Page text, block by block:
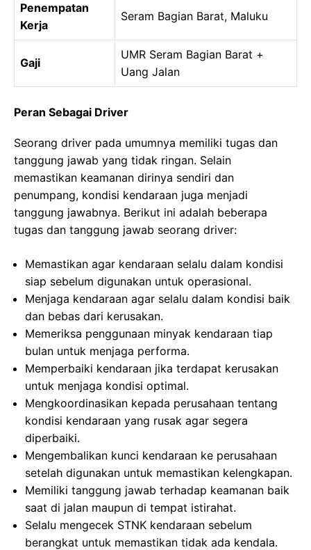
Penempatan
Kerja
Seram Bagian Barat, Maluku
Gaji
UMR Seram Bagian Barat +
Uang Jalan
Peran Sebagai Driver
Seorang driver pada umumnya memiliki tugas dan
tanggung jawab yang tidak ringan. Selain
memastikan keamanan dirinya sendiri dan
penumpang, kondisi kendaraan juga menjadi
tanggung jawabnya. Berikut ini adalah beberapa
tugas dan tanggung jawab seorang driver:
Memastikan agar kendaraan selalu dalam kondisi
siap sebelum digunakan untuk operasional.
Menjaga kendaraan agar selalu dalam kondisi baik
dan bebas dari kerusakan.
Memeriksa penggunaan minyak kendaraan tiap
bulan untuk menjaga performa.
Memperbaiki kendaraan jika terdapat kerusakan
untuk menjaga kondisi optimal.
Mengkoordinasikan kepada perusahaan tentang
kondisi kendaraan yang rusak agar segera
diperbaiki.
Mengembalikan kunci kendaraan ke perusahaan
setelah digunakan untuk memastikan kelengkapan.
Memiliki tanggung jawab terhadap keamanan baik
saat di jalan maupun di tempat istirahat.
Selalu mengecek STNK kendaraan sebelum
berangkat untuk memastikan tidak ada kendala.